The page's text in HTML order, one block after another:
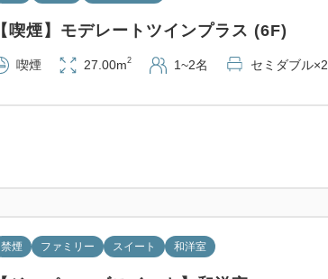
【喫煙】モデレートツインプラス (6F)
喫煙 27.00m2 1~2名 セミダブル×2
禁煙 ファミリー スイート 和洋室